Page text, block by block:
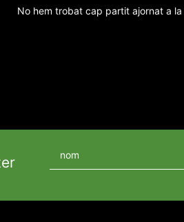
No hem trobat cap partit ajornat a